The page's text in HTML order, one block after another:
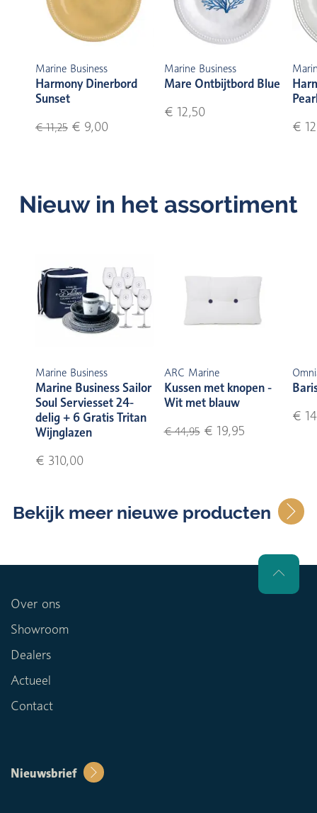
Marine Business
Harmony Dinerbord
Sunset
€ 11,25 € 9,00
Marine Business
Mare Ontbijtbord Blue
€ 12,50
€
Nieuw in het assortiment
Marine Business
Marine Business Sailor
Soul Serviesset 24-
delig + 6 Gratis Tritan
Wijnglazen
€ 310,00
ARC Marine
Kussen met knopen -
Wit met blauw
€ 44,95€ 19,95
€
Bekijk meer nieuwe producten
Over ons
Showroom
Dealers
Actueel
Contact
Nieuwsbrief